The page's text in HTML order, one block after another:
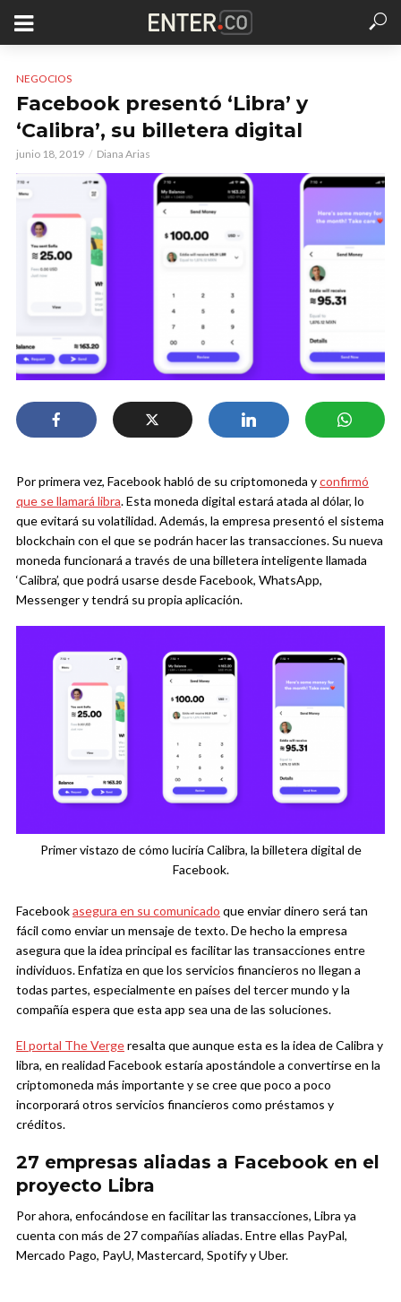
NEGOCIOS
Facebook presentó ‘Libra’ y
‘Calibra’, su billetera digital
junio 18, 2019 Diana Arias
Por primera vez, Facebook habló de su criptomoneda yconfirmó
que se llamará libra. Esta moneda digital estará atada al dólar, lo
que evitará su volatilidad. Además, la empresa presentó el sistema
blockchain con el que se podrán hacer las transacciones. Su nueva
moneda funcionará a través de una billetera inteligente llamada
‘Calibra’, que podrá usarse desde Facebook, WhatsApp,
Messenger y tendrá su propia aplicación.
Primer vistazo de cómo luciría Calibra, la billetera digital de
Facebook.
Facebookasegura en su comunicado que enviar dinero será tan
fácil como enviar un mensaje de texto. De hecho la empresa
asegura que la idea principal es facilitar las transacciones entre
individuos. Enfatiza en que los servicios financieros no llegan a
todas partes, especialmente en países del tercer mundo y la
compañía espera que esta app sea una de las soluciones.
El portal The Vergeresalta que aunque esta es la idea de Calibra y
libra, en realidad Facebook estaría apostándole a convertirse en la
criptomoneda más importante y se cree que poco a poco
incorporará otros servicios financieros como préstamos y
créditos.
27 empresas aliadas a Facebook en el
proyecto Libra
Por ahora, enfocándose en facilitar las transacciones, Libra ya
cuenta con más de 27 compañías aliadas. Entre ellas PayPal,
Mercado Pago, PayU, Mastercard, Spotify y Uber.